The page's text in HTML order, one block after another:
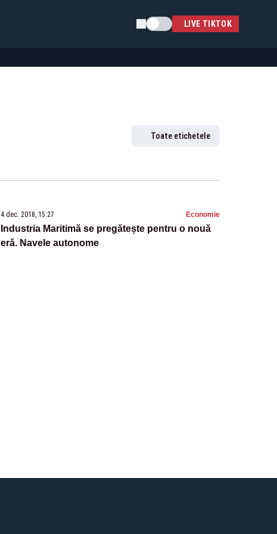
Schimba temaLIVE TIKTOK
Toate etichetele
4 dec. 2018, 15:27 Economie
Industria Maritimă se pregătește pentru o nouă
eră. Navele autonome